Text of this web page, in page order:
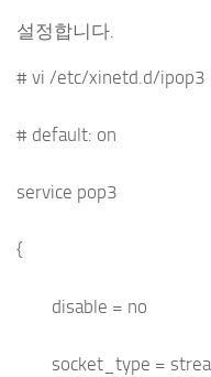
설정합니다.
# vi /etc/xinetd.d/ipop3
# default: on
service pop3
{
disable = no
socket_type =